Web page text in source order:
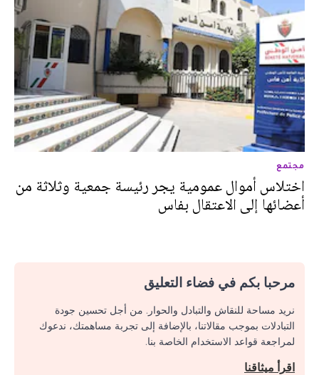
مجتمع
اختلاس أموال عمومية يجر رئيسة جمعية وثلاثة من
أعضائها إلى الاعتقال بفاس
مرحبا بكم في فضاء التعليق
نريد مساحة للنقاش والتبادل والحوار. من أجل تحسين جودة
التبادلات بموجب مقالاتنا، بالإضافة إلى تجربة مساهمتك، ندعوك
لمراجعة قواعد الاستخدام الخاصة بنا.
اقرأ ميثاقنا